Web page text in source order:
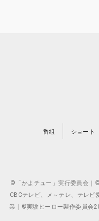
番組 ショート
©「かよチュー」実行委員会｜
CBCテレビ、メ～テレ、テレ
業｜©実験ヒーロー製作委員会